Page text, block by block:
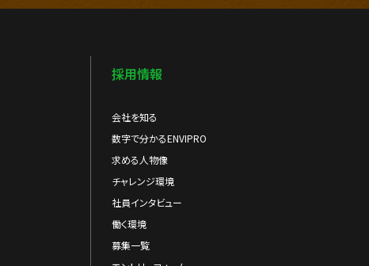
採用情報
会社を知る
数字で分かるENVIPRO
求める人物像
チャレンジ環境
社員インタビュー
働く環境
募集一覧